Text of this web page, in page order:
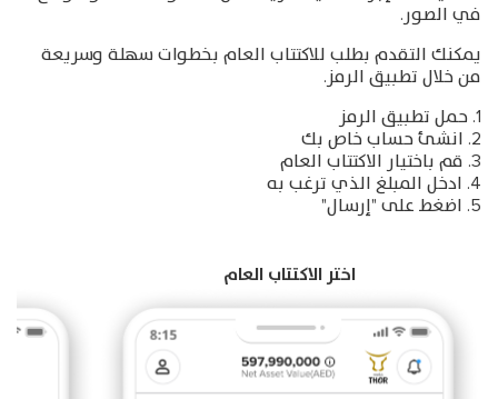
في الصور.
يمكنك التقدم بطلب للاكتتاب العام بخطوات سهلة وسريعة
من خلال تطبيق الرمز.
1. حمل تطبيق الرمز
2. انشئ حساب خاص بك
3. قم باختيار الاكتتاب العام
4. ادخل المبلغ الذي ترغب به
5. اضغط على "إرسال"
اختر الاكتتاب العام